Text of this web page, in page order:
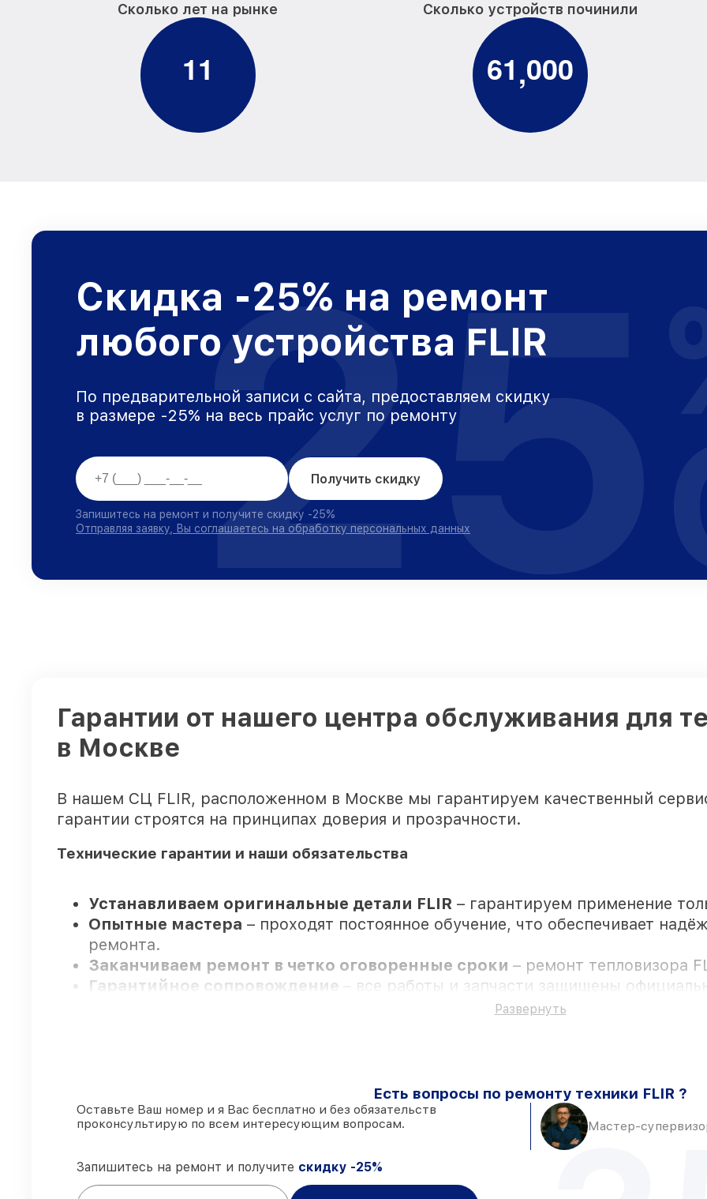
Сколько лет на рынке
11
Сколько устройств починили
61,000
Скидка -25% на ремонт
любого устройства FLIR
По предварительной записи с сайта, предоставляем скидку
в размере -25% на весь прайс услуг по ремонту
Получить скидку
Запишитесь на ремонт и получите скидку -25%
Отправляя заявку, Вы соглашаетесь на обработку персональных данных
25
Гарантии от нашего центра обслуживания для
в Москве
В нашем СЦ FLIR, расположенном в Москве мы гарантируем качественный
гарантии строятся на принципах доверия и прозрачности.
Технические гарантии и наши обязательства
Устанавливаем оригинальные детали FLIR – гарантируем применение
Опытные мастера – проходят постоянное обучение, что обеспечивает
ремонта.
Заканчиваем ремонт в четко оговоренные сроки – ремонт тепловизора
Гарантийное сопровождение
– все работы и запчасти защищены
работ выполняем с возможностью личного присутствия владельца
90%запчастей FLIR есть в наличии в мастерской или на складе в Москве,
заказа
Оригинальные комплектующие FLIR и качественные аналоги
85%работ выполняются в тот же день, при незамедлительном начале работ
Развернуть
Есть вопросы по ремонту техники FLIR ?
Оставьте Ваш номер и я Вас бесплатно и без обязательств
проконсультирую по всем интересующим вопросам.
Мастер-
Запишитесь на ремонт и получите скидку -25%